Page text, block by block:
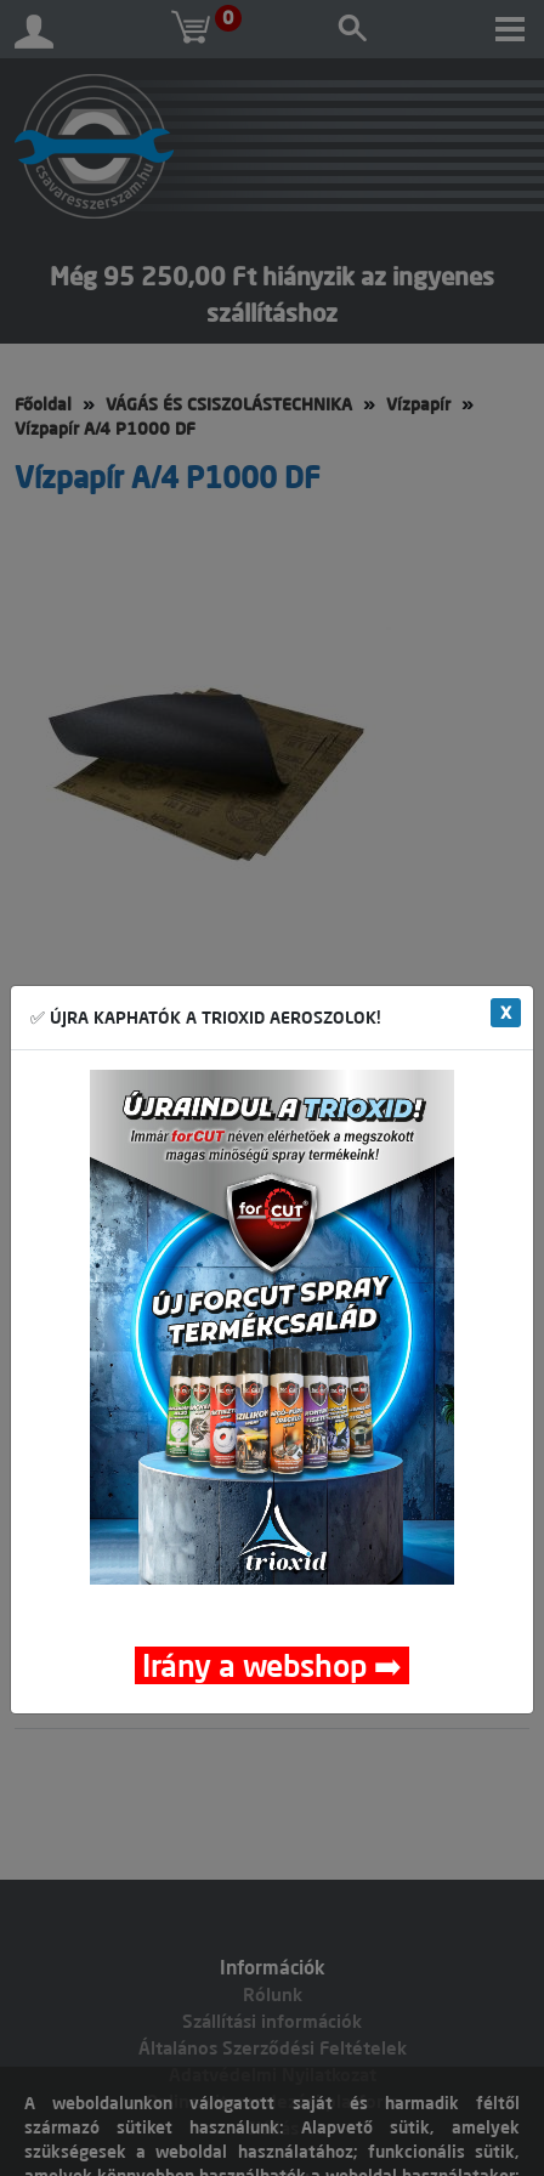
0
Még 95 250,00 Ft hiányzik az ingyenes
szállításhoz
Főoldal VÁGÁS ÉS CSISZOLÁSTECHNIKA
Vízpapír
Vízpapír A/4 P1000 DF
Vízpapír A/4 P1000 DF
DEERFOS Vízpapírok AC768
Kiváló minőségű és tartósságú szilícium-karbid
szemcsés vízpapír, impregnált papír hordozórétegen, műgyanta
fedőkötéssel.
Alkalmas festék és lakkfelületek, egyéb anyagok száraz és
nedves fimnomcsiszolására, karosszériák festés előtti finiselő
felületelőkészítésére.
Csomagolási egység: 50 db
143,31 Ft / db
182,00 Ft / db
Vissza a kategóriába: Vízpapír
Mennyiség
+ db Kosárba
010703-0056
Információk
Rólunk
Szállítási információk
Általános Szerződési Feltételek
Online vitarendezési platform
Elállás
A weboldalunkon válogatott saját és harmadik féltől
származó sütiket használunk: Alapvető sütik, amelyek
szükségesek a weboldal használatához; funkcionális sütik,
✅ ÚJRA KAPHATÓK A TRIOXID AEROSZOLOK! X
Irány a webshop ➡️